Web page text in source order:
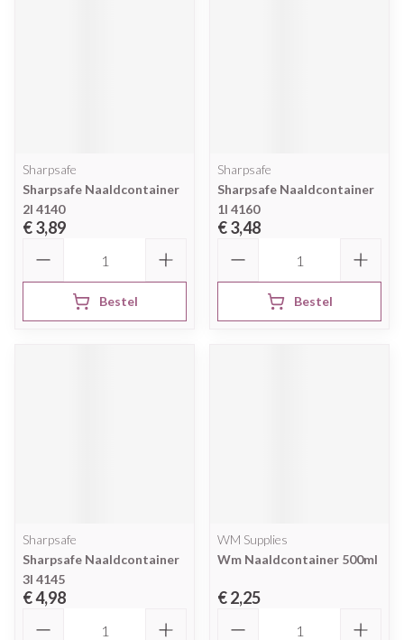
Sharpsafe
Sharpsafe Naaldcontainer
2l 4140
€ 3,89
Bestel
Sharpsafe
Sharpsafe Naaldcontainer
1l 4160
€ 3,48
Bestel
Sharpsafe
Sharpsafe Naaldcontainer
3l 4145
€ 4,98
WM Supplies
Wm Naaldcontainer 500ml
€ 2,25